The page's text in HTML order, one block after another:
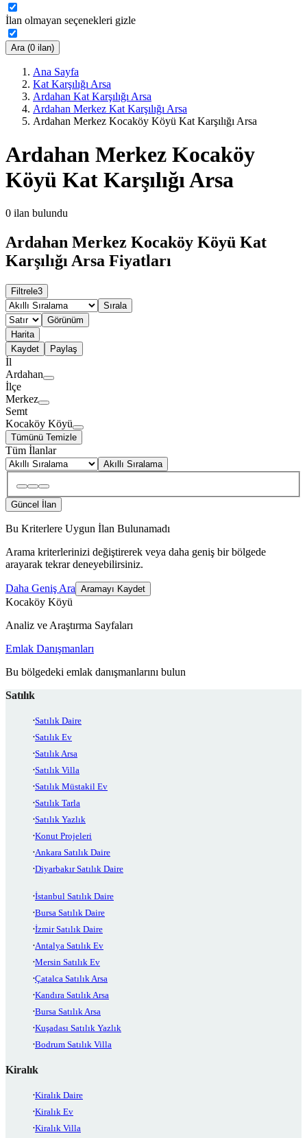
İlan olmayan seçenekleri gizle
Ara (0 ilan)
Ana Sayfa
Kat Karşılığı Arsa
Ardahan Kat Karşılığı Arsa
Ardahan Merkez Kat Karşılığı Arsa
Ardahan Merkez Kocaköy Köyü Kat Karşılığı Arsa
Ardahan Merkez Kocaköy
Köyü Kat Karşılığı Arsa
0 ilan bulundu
Ardahan Merkez Kocaköy Köyü Kat
Karşılığı Arsa Fiyatları
Filtrele3
Sırala
Görünüm
Harita
Kaydet
Paylaş
İl
Ardahan
İlçe
Merkez
Semt
Kocaköy Köyü
Tümünü Temizle
Tüm İlanlar
Akıllı Sıralama
Güncel İlan
Bu Kriterlere Uygun İlan Bulunamadı
Arama kriterlerinizi değiştirerek veya daha geniş bir bölgede
arayarak tekrar deneyebilirsiniz.
Daha Geniş Ara Aramayı Kaydet
Kocaköy Köyü
Analiz ve Araştırma Sayfaları
Emlak Danışmanları
Bu bölgedeki emlak danışmanlarını bulun
Satılık
Satılık Daire
Satılık Ev
Satılık Arsa
Satılık Villa
Satılık Müstakil Ev
Satılık Tarla
Satılık Yazlık
Konut Projeleri
Ankara Satılık Daire
Diyarbakır Satılık Daire
İstanbul Satılık Daire
Bursa Satılık Daire
İzmir Satılık Daire
Antalya Satılık Ev
Mersin Satılık Ev
Çatalca Satılık Arsa
Kandıra Satılık Arsa
Bursa Satılık Arsa
Kuşadası Satılık Yazlık
Bodrum Satılık Villa
Kiralık
Kiralık Daire
Kiralık Ev
Kiralık Villa